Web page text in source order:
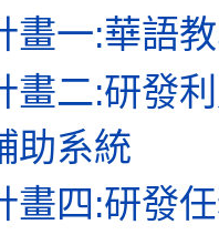
畫一:華語
畫二:研發
助系統
畫四:研發